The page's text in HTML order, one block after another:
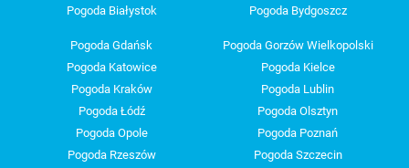
Pogoda Białystok Pogoda Bydgoszcz
Pogoda Gdańsk
Pogoda Gorzów Wielkopolski
Pogoda Katowice
Pogoda Kielce
Pogoda Kraków
Pogoda Lublin
Pogoda Łódź
Pogoda Olsztyn
Pogoda Opole
Pogoda Poznań
Pogoda Rzeszów
Pogoda Szczecin